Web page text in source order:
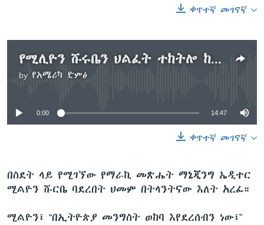
ቋንቋዎች
ቀጥተኛ መገናኛ
የሚሊዮን ሹሩቤን ህልፈት ተከትሎ ከሞያ ጓደኞቹ ጋር የተካሄደውን ሙሉ ቃለ ምልልስ ከዚህ ያድምጡ፤
by የአሜሪካ ድምፅ
No media source currently available
0:00 14:47
ቀጥተኛ መገናኛ
በስደት ላይ የሚገኘው የማራኪ መጽሔት ማኔጂንግ ኤዲተር
ሚልዮን ሹርቤ ባደረበት ህመም በትላንትናው እለት አረፈ።
ሚልዮን፤ “በኢትዮጵያ መንግስት ወከባ እየደረሰብን ነው፤”